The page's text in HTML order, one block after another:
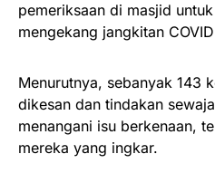
pemeriksaan di masjid
mengekang jangkitan
Menurutnya, sebanyak 143
dikesan dan tindakan
menangani isu berkenaan,
mereka yang ingkar.